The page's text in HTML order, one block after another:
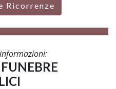
Ricorrenze